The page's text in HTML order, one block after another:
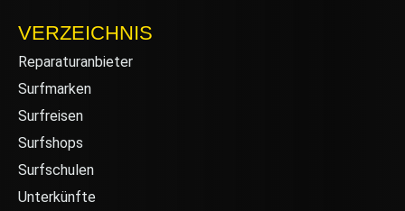
VERZEICHNIS
Reparaturanbieter
Surfmarken
Surfreisen
Surfshops
Surfschulen
Unterkünfte